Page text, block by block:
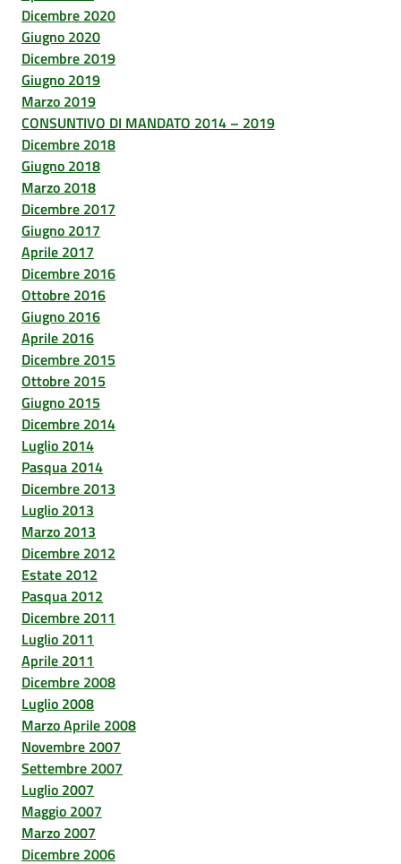
Dicembre 2020
Giugno 2020
Dicembre 2019
Giugno 2019
Marzo 2019
CONSUNTIVO DI MANDATO 2014 – 2019
Dicembre 2018
Giugno 2018
Marzo 2018
Dicembre 2017
Giugno 2017
Aprile 2017
Dicembre 2016
Ottobre 2016
Giugno 2016
Aprile 2016
Dicembre 2015
Ottobre 2015
Giugno 2015
Dicembre 2014
Luglio 2014
Pasqua 2014
Dicembre 2013
Luglio 2013
Marzo 2013
Dicembre 2012
Estate 2012
Pasqua 2012
Dicembre 2011
Luglio 2011
Aprile 2011
Dicembre 2008
Luglio 2008
Marzo Aprile 2008
Novembre 2007
Settembre 2007
Luglio 2007
Maggio 2007
Marzo 2007
Dicembre 2006